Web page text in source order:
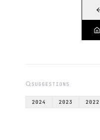
SUGGESTIONS
2024 2023 2022